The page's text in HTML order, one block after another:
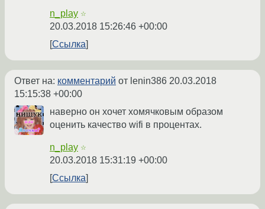
n_play ☆
20.03.2018 15:26:46 +00:00
Ссылка
Ответ на: комментарий от lenin386 20.03.2018
15:15:38 +00:00
наверно он хочет хомячковым образом
оценить качество wifi в процентах.
n_play ☆
20.03.2018 15:31:19 +00:00
Ссылка